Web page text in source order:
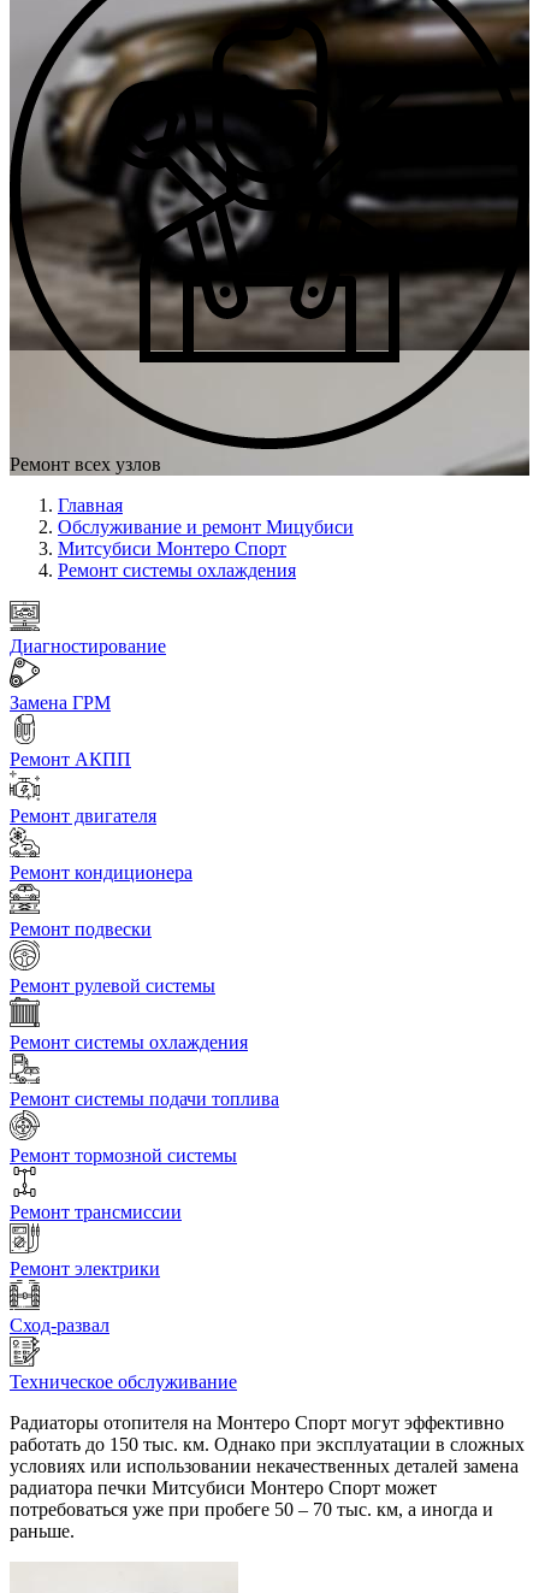
Ремонт всех узлов
Главная
Обслуживание и ремонт Мицубиси
Митсубиси Монтеро Спорт
Ремонт системы охлаждения
Диагностирование
Замена ГРМ
Ремонт АКПП
Ремонт двигателя
Ремонт кондиционера
Ремонт подвески
Ремонт рулевой системы
Ремонт системы охлаждения
Ремонт системы подачи топлива
Ремонт тормозной системы
Ремонт трансмиссии
Ремонт электрики
Сход-развал
Техническое обслуживание
Радиаторы отопителя на Монтеро Спорт могут эффективно
работать до 150 тыс. км. Однако при эксплуатации в сложных
условиях или использовании некачественных деталей замена
радиатора печки Митсубиси Монтеро Спорт может
потребоваться уже при пробеге 50 – 70 тыс. км, а иногда и
раньше.